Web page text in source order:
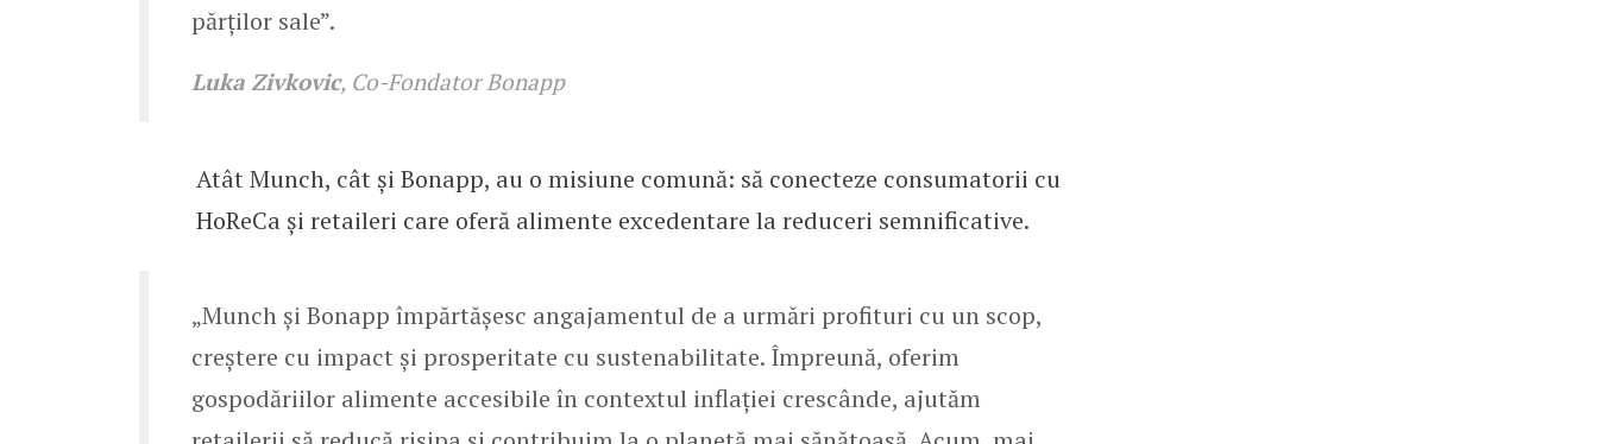
părților sale”.
Luka Zivkovic, Co-Fondator Bonapp
Atât Munch, cât și Bonapp, au o misiune comună: să conecteze consumatorii cu
HoReCa și retaileri care oferă alimente excedentare la reduceri semnificative.
„Munch și Bonapp împărtășesc angajamentul de a urmări profituri cu un scop,
creștere cu impact și prosperitate cu sustenabilitate. Împreună, oferim
gospodăriilor alimente accesibile în contextul inflației crescânde, ajutăm